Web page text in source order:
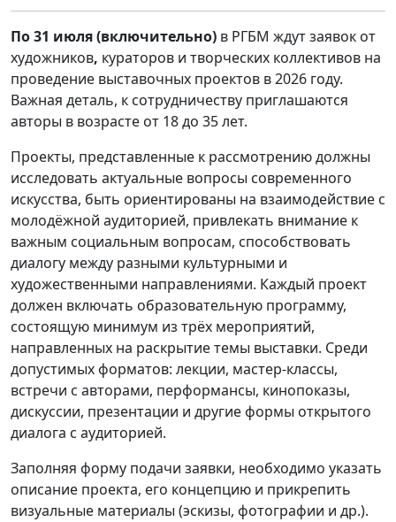
По 31 июля (включительно) в РГБМ ждут заявок от
художников, кураторов и творческих коллективов на
проведение выставочных проектов в 2026 году.
Важная деталь, к сотрудничеству приглашаются
авторы в возрасте от 18 до 35 лет.
Проекты, представленные к рассмотрению должны
исследовать актуальные вопросы современного
искусства, быть ориентированы на взаимодействие с
молодёжной аудиторией, привлекать внимание к
важным социальным вопросам, способствовать
диалогу между разными культурными и
художественными направлениями. Каждый проект
должен включать образовательную программу,
состоящую минимум из трёх мероприятий,
направленных на раскрытие темы выставки. Среди
допустимых форматов: лекции, мастер-классы,
встречи с авторами, перформансы, кинопоказы,
дискуссии, презентации и другие формы открытого
диалога с аудиторией.
Заполняя форму подачи заявки, необходимо указать
описание проекта, его концепцию и прикрепить
визуальные материалы (эскизы, фотографии и др.).